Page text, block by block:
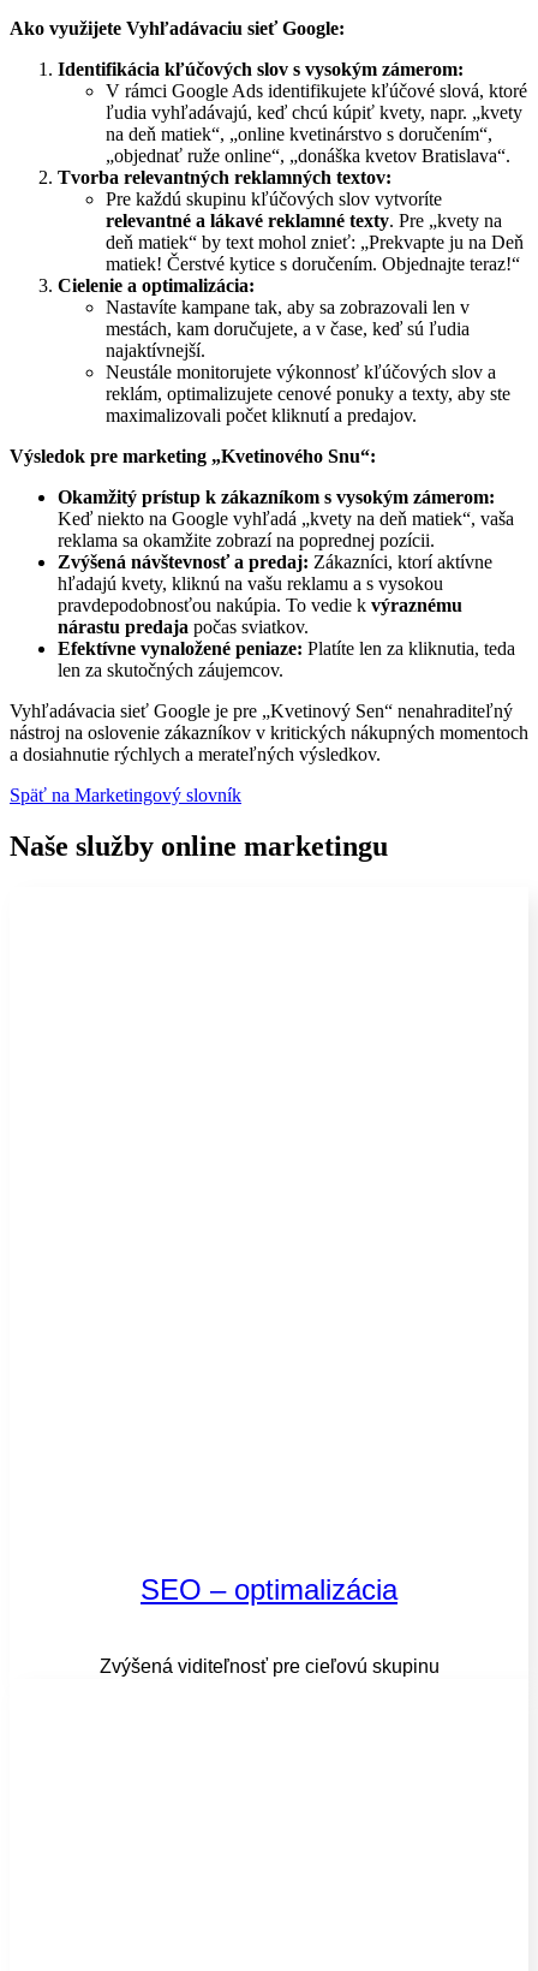
Ako využijete Vyhľadávaciu sieť Google:
Identifikácia kľúčových slov s vysokým zámerom:
V rámci Google Ads identifikujete kľúčové slová, ktoré
ľudia vyhľadávajú, keď chcú kúpiť kvety, napr. „kvety
na deň matiek“, „online kvetinárstvo s doručením“,
„objednať ruže online“, „donáška kvetov Bratislava“.
Tvorba relevantných reklamných textov:
Pre každú skupinu kľúčových slov vytvoríte
relevantné a lákavé reklamné texty. Pre „kvety na
deň matiek“ by text mohol znieť: „Prekvapte ju na Deň
matiek! Čerstvé kytice s doručením. Objednajte teraz!“
Cielenie a optimalizácia:
Nastavíte kampane tak, aby sa zobrazovali len v
mestách, kam doručujete, a v čase, keď sú ľudia
najaktívnejší.
Neustále monitorujete výkonnosť kľúčových slov a
reklám, optimalizujete cenové ponuky a texty, aby ste
maximalizovali počet kliknutí a predajov.
Výsledok pre marketing „Kvetinového Snu“:
Okamžitý prístup k zákazníkom s vysokým zámerom:
Keď niekto na Google vyhľadá „kvety na deň matiek“, vaša
reklama sa okamžite zobrazí na poprednej pozícii.
Zvýšená návštevnosť a predaj: Zákazníci, ktorí aktívne
hľadajú kvety, kliknú na vašu reklamu a s vysokou
pravdepodobnosťou nakúpia. To vedie k výraznému
nárastu predaja počas sviatkov.
Efektívne vynaložené peniaze: Platíte len za kliknutia, teda
len za skutočných záujemcov.
Vyhľadávacia sieť Google je pre „Kvetinový Sen“ nenahraditeľný
nástroj na oslovenie zákazníkov v kritických nákupných momentoch
a dosiahnutie rýchlych a merateľných výsledkov.
Späť na Marketingový slovník
Naše služby online marketingu
SEO – optimalizácia
Zvýšená viditeľnosť pre cieľovú skupinu